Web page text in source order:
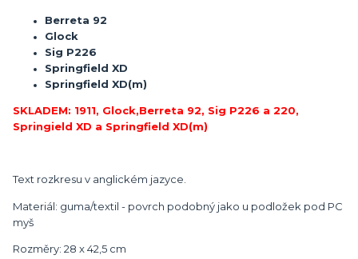
Berreta 92
Glock
Sig P226
Springfield XD
Springfield XD(m)
SKLADEM: 1911, Glock,Berreta 92, Sig P226 a 220,
Springield XD a Springfield XD(m)
Text rozkresu v anglickém jazyce.
Materiál: guma/textil - povrch podobný jako u podložek pod PC
myš
Rozměry: 28 x 42,5 cm